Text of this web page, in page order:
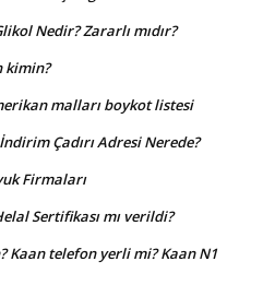
Nedir? Zararlı mıdır?
kimin?
malları boykot listesi
Çadırı Adresi Nerede?
Firmaları
Sertifikası mı verildi?
Kaan telefon yerli mi? Kaan N1